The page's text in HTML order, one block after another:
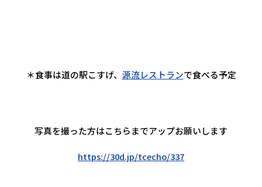
＊食事は道の駅こすげ、 源流レストランで食べる予定
写真を撮った方はこちらまでアップお願いします
https://30d.jp/tcecho/337